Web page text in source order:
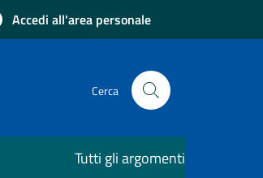
Accedi all'area personale
Cerca
Tutti gli argomenti